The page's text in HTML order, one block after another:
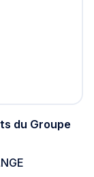
du Groupe